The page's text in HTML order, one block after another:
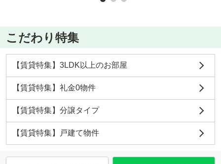
こだわり特集
【賃貸特集】3LDK以上のお部屋
【賃貸特集】礼金0物件
【賃貸特集】分譲タイプ
【賃貸特集】戸建て物件